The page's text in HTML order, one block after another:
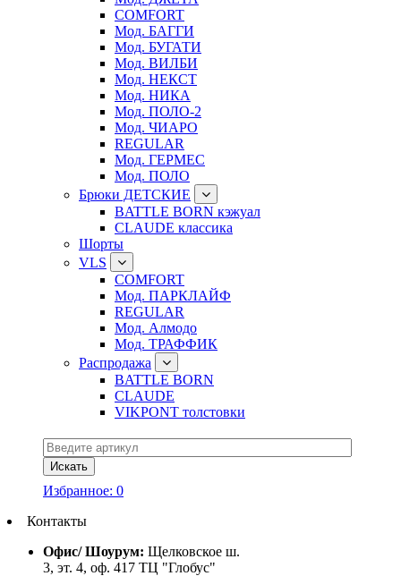
COMFORT
Мод. БАГГИ
Мод. БУГАТИ
Мод. ВИЛБИ
Мод. НЕКСТ
Мод. НИКА
Мод. ПОЛО-2
Мод. ЧИАРО
REGULAR
Мод. ГЕРМЕС
Мод. ПОЛО
Брюки ДЕТСКИЕ
BATTLE BORN кэжуал
CLAUDE классика
Шорты
VLS
COMFORT
Мод. ПАРКЛАЙФ
REGULAR
Мод. Алмодо
Мод. ТРАФФИК
Распродажа
BATTLE BORN
CLAUDE
VIKPONT толстовки
Избранное: 0
Контакты
Офис/ Шоурум: Щелковское ш.
3, эт. 4, оф. 417 ТЦ "Глобус"